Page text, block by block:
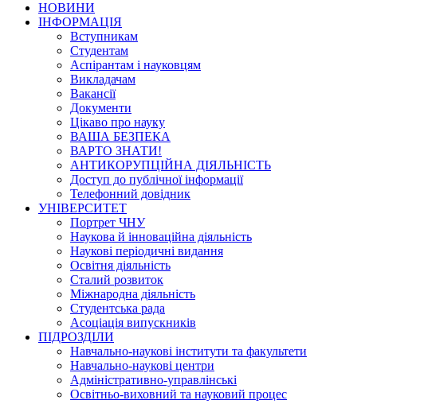
НОВИНИ
ІНФОРМАЦІЯ
Вступникам
Студентам
Аспірантам і науковцям
Викладачам
Вакансії
Документи
Цікаво про науку
ВАША БЕЗПЕКА
ВАРТО ЗНАТИ!
АНТИКОРУПЦІЙНА ДІЯЛЬНІСТЬ
Доступ до публічної інформації
Телефонний довідник
УНІВЕРСИТЕТ
Портрет ЧНУ
Наукова й інноваційна діяльність
Наукові періодичні видання
Освітня діяльність
Сталий розвиток
Міжнародна діяльність
Студентська рада
Асоціація випускників
ПІДРОЗДІЛИ
Навчально-наукові інститути та факультети
Навчально-наукові центри
Адміністративно-управлінські
Освітньо-виховний та науковий процес